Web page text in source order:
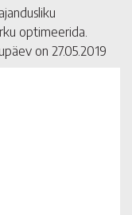
optimeerida.
on 27.05.2019